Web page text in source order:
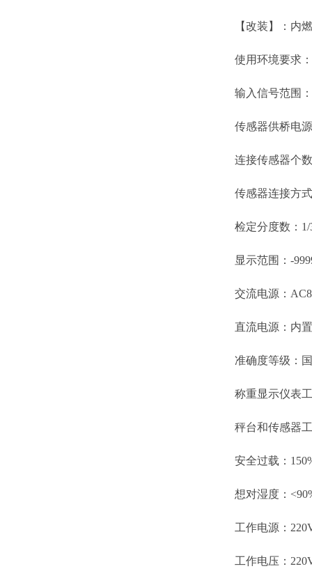
【改装】：内燃
使用环境要求：
输入信号范围：-
传感器供桥电源
连接传感器个数
传感器连接方式
检定分度数：1/
显示范围：-
交流电源：AC85
直流电源：内置
准确度等级：国
称重显示仪表工
秤台和传感器工
安全过载：
想对湿度：
工作电源：
工作电压：